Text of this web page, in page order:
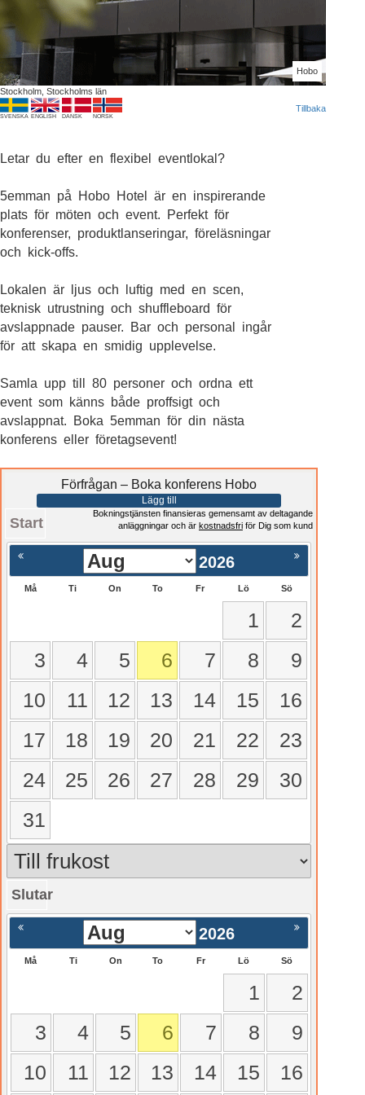
Hobo
Stockholm, Stockholms län
SVENSKA ENGLISH DANSK NORSK
Tillbaka
Letar du efter en flexibel eventlokal?
5emman på Hobo Hotel är en inspirerande
plats för möten och event. Perfekt för
konferenser, produktlanseringar, föreläsningar
och kick-offs.
Lokalen är ljus och luftig med en scen,
teknisk utrustning och shuffleboard för
avslappnade pauser. Bar och personal ingår
för att skapa en smidig upplevelse.
Samla upp till 80 personer och ordna ett
event som känns både proffsigt och
avslappnat. Boka 5emman för din nästa
konferens eller företagsevent!
Förfrågan – Boka konferens Hobo
Lägg till
Start
Bokningstjänsten finansieras gemensamt av deltagande
anläggningar och är kostnadsfri för Dig som kund
2026
Må Ti On To Fr Lö Sö
1
2
3
4 5 6 7 8
9
10
11 12 13 14 15
16
17
18 19 20 21 22
23
24
25 26 27 28 29
30
31
Slutar
Nästa >
2026
Må Ti On To Fr Lö Sö
1
2
3
4 5 6 7 8
9
10
11 12 13 14 15 16